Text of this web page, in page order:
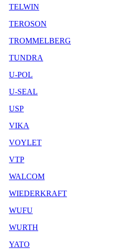
TELWIN
TEROSON
TROMMELBERG
TUNDRA
U-POL
U-SEAL
USP
VIKA
VOYLET
VTP
WALCOM
WIEDERKRAFT
WUFU
WURTH
YATO